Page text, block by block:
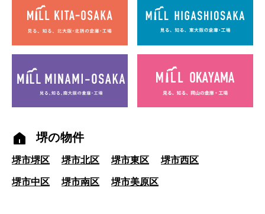
堺の物件
堺市堺区 堺市北区 堺市東区 堺市西区
堺市中区 堺市南区 堺市美原区